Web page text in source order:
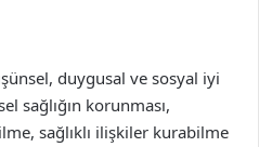
duygusal ve sosyal iyi
sağlığın korunması,
sağlıklı ilişkiler kurabilme